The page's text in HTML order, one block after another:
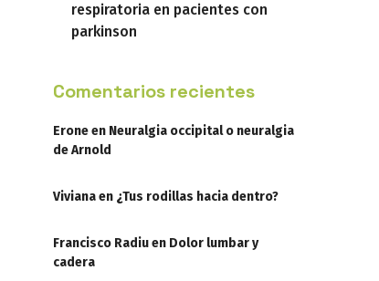
respiratoria en pacientes con
parkinson
Comentarios recientes
Eroneen Neuralgia occipital o neuralgia
de Arnold
Vivianaen ¿Tus rodillas hacia dentro?
Francisco Radiuen Dolor lumbar y
cadera